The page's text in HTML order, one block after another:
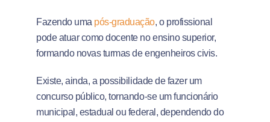
Fazendo uma pós-graduação, o profissional
pode atuar como docente no ensino superior,
formando novas turmas de engenheiros civis.
Existe, ainda, a possibilidade de fazer um
concurso público, tornando-se um funcionário
municipal, estadual ou federal, dependendo do